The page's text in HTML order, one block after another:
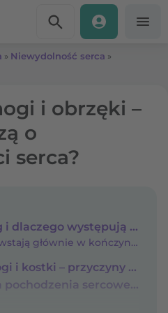
» Niewydolność serca »
i obrzęki –
o
serca?
Czym są obrzęki nóg i dlaczego występują przy chorobach serca?
Dlaczego obrzęki powstają głównie w kończynach dolnych?
Od czego puchną nogi i kostki – przyczyny obrzęków
Obrzęki i opuchlizna pochodzenia sercowego